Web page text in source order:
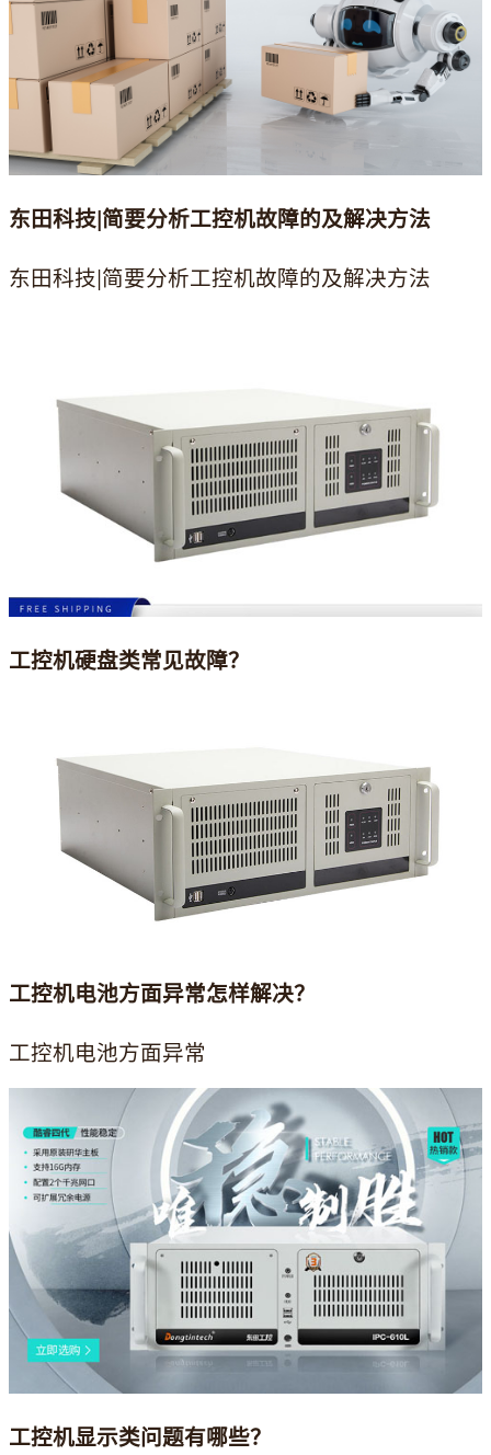
东田科技|简要分析工控机故障的及解决方法
东田科技|简要分析工控机故障的及解决方法
工控机硬盘类常见故障？
工控机电池方面异常怎样解决？
工控机电池方面异常
工控机显示类问题有哪些？